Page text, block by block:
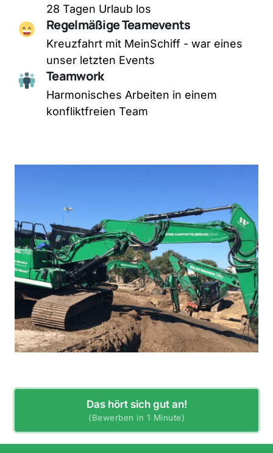
28 Tagen Urlaub los
Regelmäßige Teamevents
Kreuzfahrt mit MeinSchiff - war eines
unser letzten Events
Teamwork
Harmonisches Arbeiten in einem
konfliktfreien Team
Das hört sich gut an!
(Bewerben in 1 Minute)